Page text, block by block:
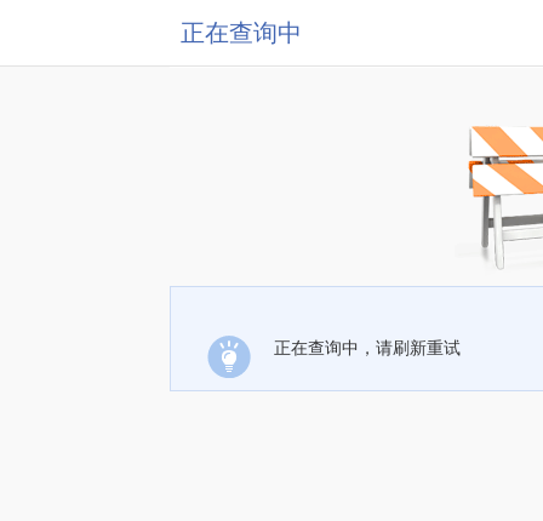
正在查询中
正在查询中，请刷新重试